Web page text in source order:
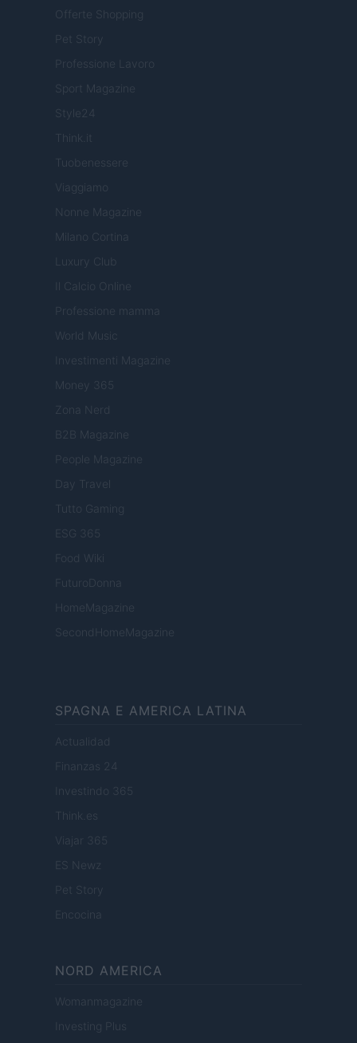
Offerte Shopping
Pet Story
Professione Lavoro
Sport Magazine
Style24
Think.it
Tuobenessere
Viaggiamo
Nonne Magazine
Milano Cortina
Luxury Club
Il Calcio Online
Professione mamma
World Music
Investimenti Magazine
Money 365
Zona Nerd
B2B Magazine
People Magazine
Day Travel
Tutto Gaming
ESG 365
Food Wiki
FuturoDonna
HomeMagazine
SecondHomeMagazine
SPAGNA E AMERICA LATINA
Actualidad
Finanzas 24
Investindo 365
Think.es
Viajar 365
ES Newz
Pet Story
Encocina
NORD AMERICA
Womanmagazine
Investing Plus